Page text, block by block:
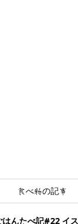
食べ物の記事
はんたべ記#22 イ